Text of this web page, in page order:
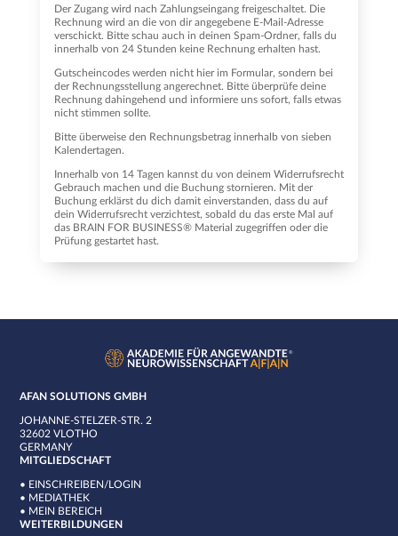
Der Zugang wird nach Zahlungseingang freigeschaltet. Die
Rechnung wird an die von dir angegebene E-Mail-Adresse
verschickt. Bitte schau auch in deinen Spam-Ordner, falls du
innerhalb von 24 Stunden keine Rechnung erhalten hast.
Gutscheincodes werden nicht hier im Formular, sondern bei
der Rechnungsstellung angerechnet. Bitte überprüfe deine
Rechnung dahingehend und informiere uns sofort, falls etwas
nicht stimmen sollte.
Bitte überweise den Rechnungsbetrag innerhalb von sieben
Kalendertagen.
Innerhalb von 14 Tagen kannst du von deinem Widerrufsrecht
Gebrauch machen und die Buchung stornieren. Mit der
Buchung erklärst du dich damit einverstanden, dass du auf
dein Widerrufsrecht verzichtest, sobald du das erste Mal auf
das BRAIN FOR BUSINESS® Material zugegriffen oder die
Prüfung gestartet hast.
AFAN SOLUTIONS GMBH
JOHANNE-STELZER-STR. 2
32602 VLOTHO
GERMANY
MITGLIEDSCHAFT
• EINSCHREIBEN/LOGIN
• MEDIATHEK
• MEIN BEREICH
WEITERBILDUNGEN